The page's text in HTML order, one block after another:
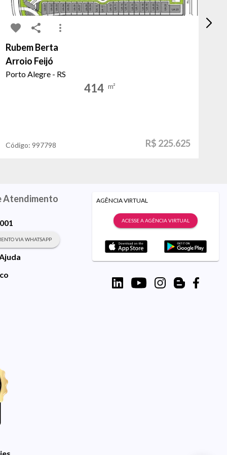
Rubem Berta
Arroio Feijó
Porto Alegre - RS
414 m²
Código: 997798 R$ 225.625
Atendimento
VIA WHATSAPP
AGÊNCIA VIRTUAL
ACESSE A AGÊNCIA VIRTUAL